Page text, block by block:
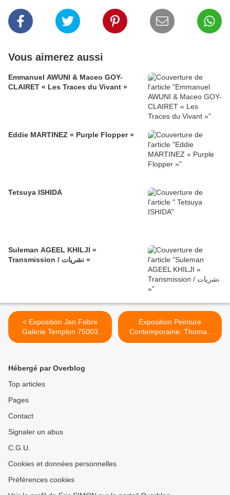
Vous aimerez aussi
Emmanuel AWUNI & Maceo GOY-
CLAIRET « Les Traces du Vivant »
Eddie MARTINEZ « Purple Flopper »
Tetsuya ISHIDA
Suleman AGEEL KHILJI «
Transmission / ﻧﺷرﯾﺎت »
< Exposition Jan Fabre
Galerie Templon 75003
Paris
Exposition Peinture
Contemporaine: Thomas
DEVAUX "Rayons" >
Hébergé par Overblog
Top articles
Pages
Contact
Signaler un abus
C.G.U.
Cookies et données personnelles
Préférences cookies